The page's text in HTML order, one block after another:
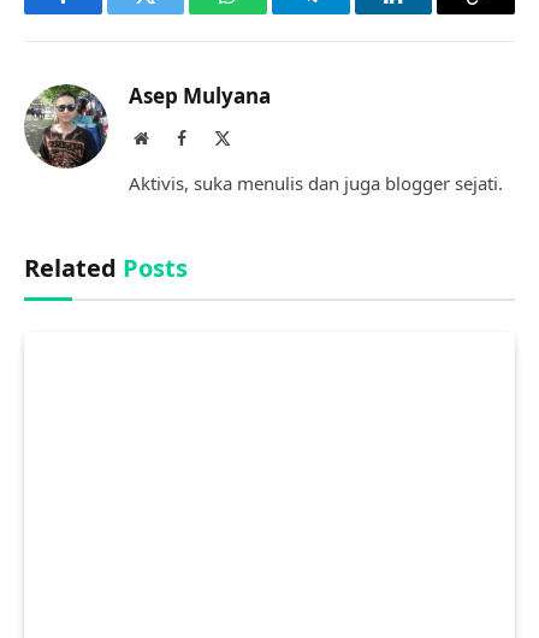
FacebookTwitter WhatsAppTelegramLinkedInCopy
Asep Mulyana
WebsiteFacebook
Aktivis, suka menulis dan juga blogger sejati.
Related Posts